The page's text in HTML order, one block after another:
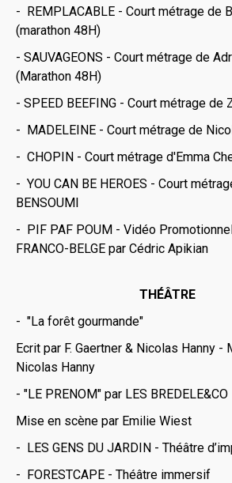
- REMPLACABLE - Court métrage de
(marathon 48H)
- SAUVAGEONS - Court métrage de
(Marathon 48H)
- SPEED BEEFING - Court métrage de
- MADELEINE - Court métrage de
- CHOPIN - Court métrage d'Emma
- YOU CAN BE HEROES - Court
BENSOUMI
- PIF PAF POUM - Vidéo
FRANCO-BELGE par Cédric Apikian
THÉÂTRE
- "La forêt gourmande"
Ecrit par F. Gaertner & Nicolas Hanny -
Nicolas Hanny
- "LE PRENOM" par LES BREDELE&CO
Mise en scène par Emilie Wiest
- LES GENS DU JARDIN - Théâtre
- FORESTCAPE - Théâtre immersif